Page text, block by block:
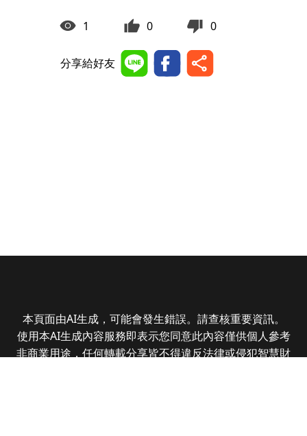
1 0 0
分享給好友
本頁面由AI生成，可能會發生錯誤。請查核重要資訊。
使用本AI生成內容服務即表示您同意此內容僅供個人參考
非商業用途，任何轉載分享皆不得違反法律或侵犯智慧財